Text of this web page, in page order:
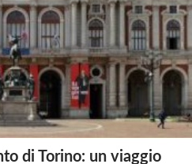
di Torino: un viaggio